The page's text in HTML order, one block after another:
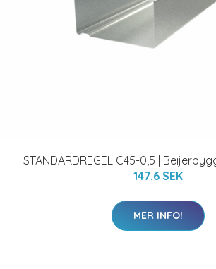
STANDARDREGEL C45-0,5 |
147.6 SEK
MER INFO!